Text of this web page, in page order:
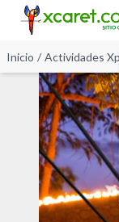
Inicio / Actividades